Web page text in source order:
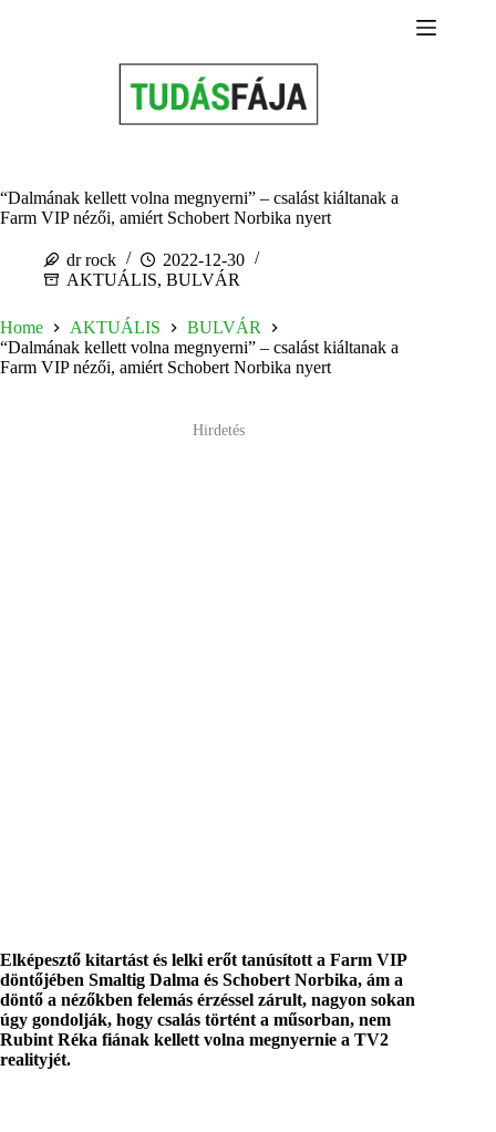
“Dalmának kellett volna megnyerni” – csalást kiáltanak a
Farm VIP nézői, amiért Schobert Norbika nyert
dr rock
2022-12-30
AKTUÁLIS, BULVÁR
Home AKTUÁLIS
BULVÁR
“Dalmának kellett volna megnyerni” – csalást kiáltanak a
Farm VIP nézői, amiért Schobert Norbika nyert
Hirdetés
Elképesztő kitartást és lelki erőt tanúsított a Farm VIP
döntőjében Smaltig Dalma és Schobert Norbika, ám a
döntő a nézőkben felemás érzéssel zárult, nagyon sokan
úgy gondolják, hogy csalás történt a műsorban, nem
Rubint Réka fiának kellett volna megnyernie a TV2
realityjét.